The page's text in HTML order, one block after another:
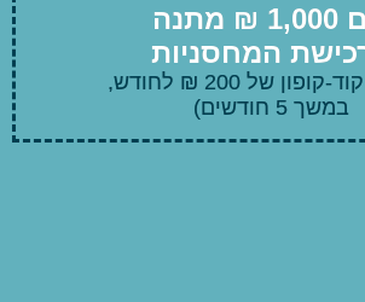
₪ מתנה
המחסניות
של 200 ₪ לחודש,
במשך 5 חודשים)